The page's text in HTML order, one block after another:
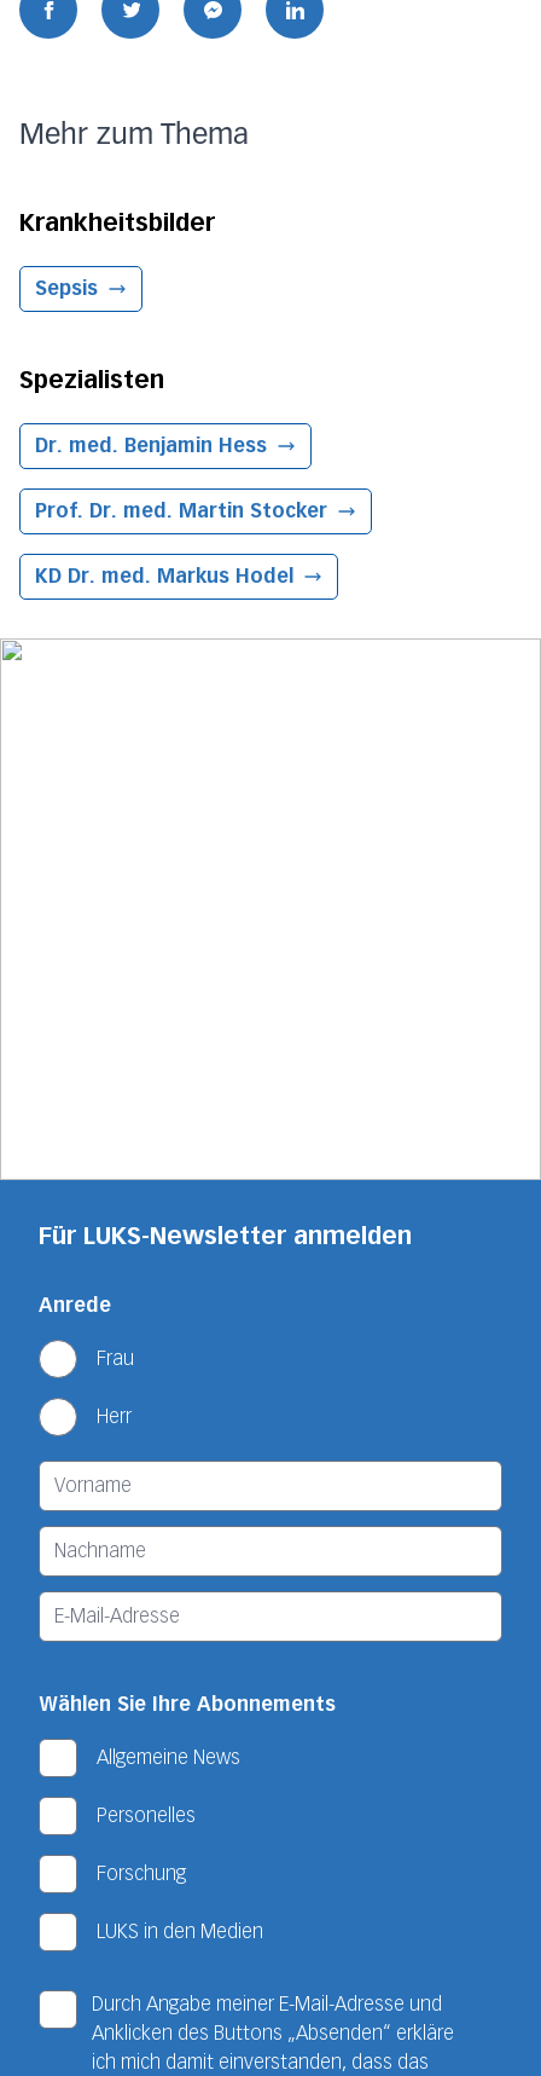
Mehr zum Thema
Krankheitsbilder
Sepsis
Spezialisten
Dr. med. Benjamin Hess
Prof. Dr. med. Martin Stocker
KD Dr. med. Markus Hodel
Für LUKS-Newsletter anmelden
Anrede
Frau
Herr
Wählen Sie Ihre Abonnements
Allgemeine News
Personelles
Forschung
LUKS in den Medien
Durch Angabe meiner E-Mail-Adresse und
Anklicken des Buttons „Absenden“ erkläre
ich mich damit einverstanden, dass das